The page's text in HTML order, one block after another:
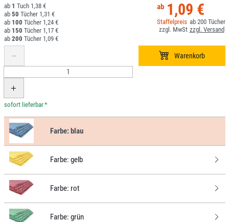
1,09 €
200
1
1,38 €
50
1,31 €
100
1,24 €
150
1,17 €
200
1,09 €
*
Farbe:blau
Farbe: gelb
Farbe: rot
Farbe: grün